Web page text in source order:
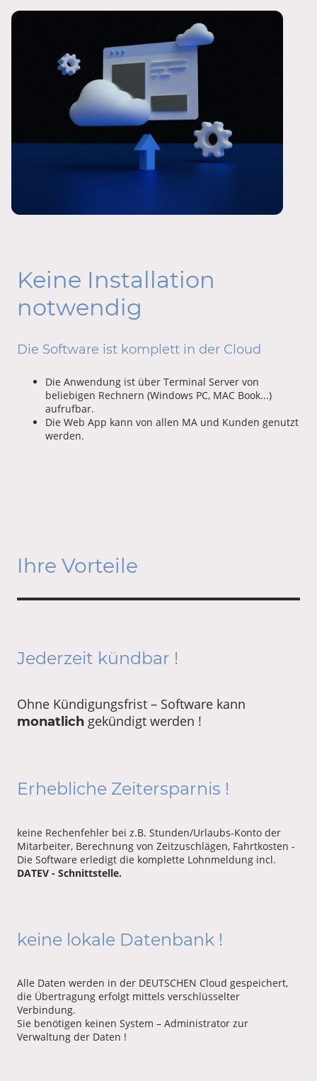
Keine Installation
notwendig
Die Software ist komplett in der Cloud
Die Anwendung ist über Terminal Server von
beliebigen Rechnern (Windows PC, MAC Book...)
aufrufbar.
Die Web App kann von allen MA und Kunden genutzt
werden.
Ihre Vorteile
Jederzeit kündbar !
Ohne Kündigungsfrist – Software kann
monatlich gekündigt werden !
Erhebliche Zeitersparnis !
keine Rechenfehler bei z.B. Stunden/Urlaubs-Konto der
Mitarbeiter, Berechnung von Zeitzuschlägen, Fahrtkosten -
Die Software erledigt die komplette Lohnmeldung incl.
DATEV - Schnittstelle.
keine lokale Datenbank !
Alle Daten werden in der DEUTSCHEN Cloud gespeichert,
die Übertragung erfolgt mittels verschlüsselter
Verbindung.
Sie benötigen keinen System – Administrator zur
Verwaltung der Daten !